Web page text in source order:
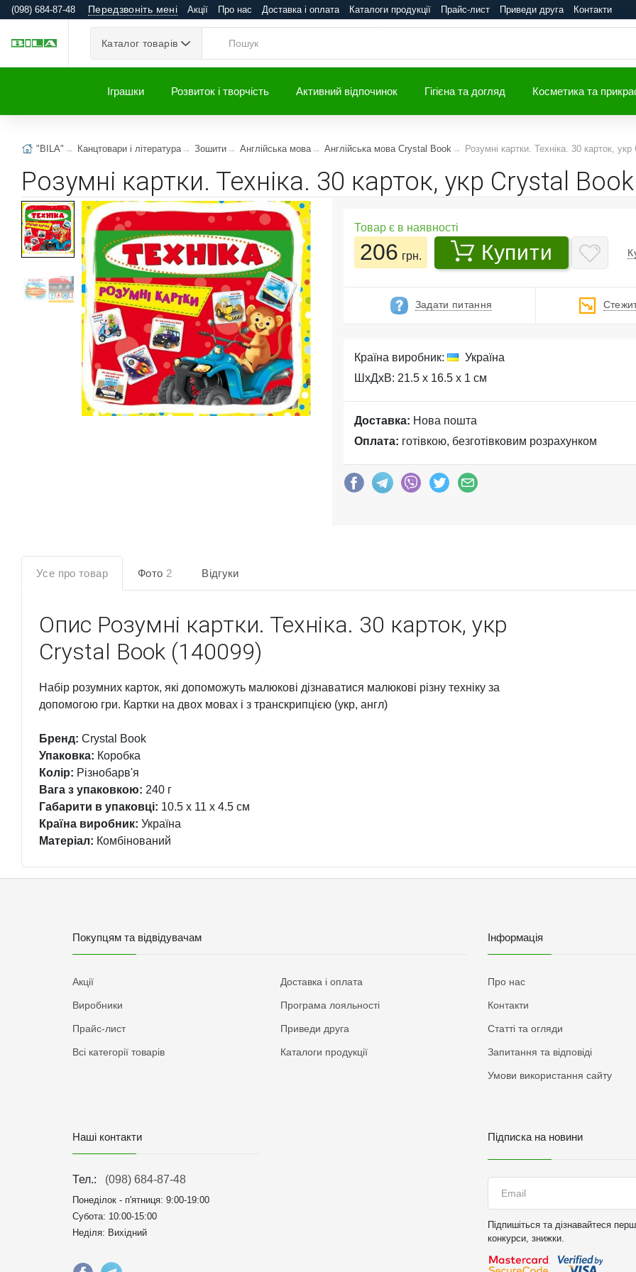
(098) 684-87-48 Передзвоніть мені Акції Про нас Доставка і оплата Каталоги продукції Прайс-лист Приведи друга Контакти
Каталог товарів
Іграшки Розвиток і творчість Активний відпочинок Гігієна та догляд Косметика та
"BILA" Канцтовари і література Зошити Англійська мова Англійська мова Crystal Book Розумні картки. Техніка. 30 карток,
Розумні картки. Техніка. 30 карток, укр Crystal
Товар є в наявності
206 грн. Купити
Задати питання
Країна виробник:
Україна
ШхДхВ: 21.5 x 16.5 x 1 см
Доставка: Нова пошта
Оплата: готівкою, безготівковим розрахунком
Усе про товар Фото 2 Відгуки
Опис Розумні картки. Техніка. 30 карток, укр
Crystal Book (140099)
Набір розумних карток, які допоможуть малюкові дізнаватися малюкові різну техніку за
допомогою гри. Картки на двох мовах і з транскрипцією (укр, англ)
Бренд: Crystal Book
Упаковка: Коробка
Колір: Різнобарв'я
Вага з упаковкою: 240 г
Габарити в упаковці: 10.5 x 11 x 4.5 см
Країна виробник: Україна
Матеріал: Комбінований
Покупцям та відвідувачам
Акції
Виробники
Прайс-лист
Всі категорії товарів
Доставка і оплата
Програма лояльності
Приведи друга
Каталоги продукції
Інформація
Про нас
Контакти
Статті та огляди
Запитання та відповіді
Умови використання сайту
Наші контакти
Тел.: (098) 684-87-48
Понеділок - п'ятниця: 9:00-19:00
Субота: 10:00-15:00
Неділя: Вихідний
Підписка на новини
Підпишіться та дізнавайтеся
конкурси, знижки.